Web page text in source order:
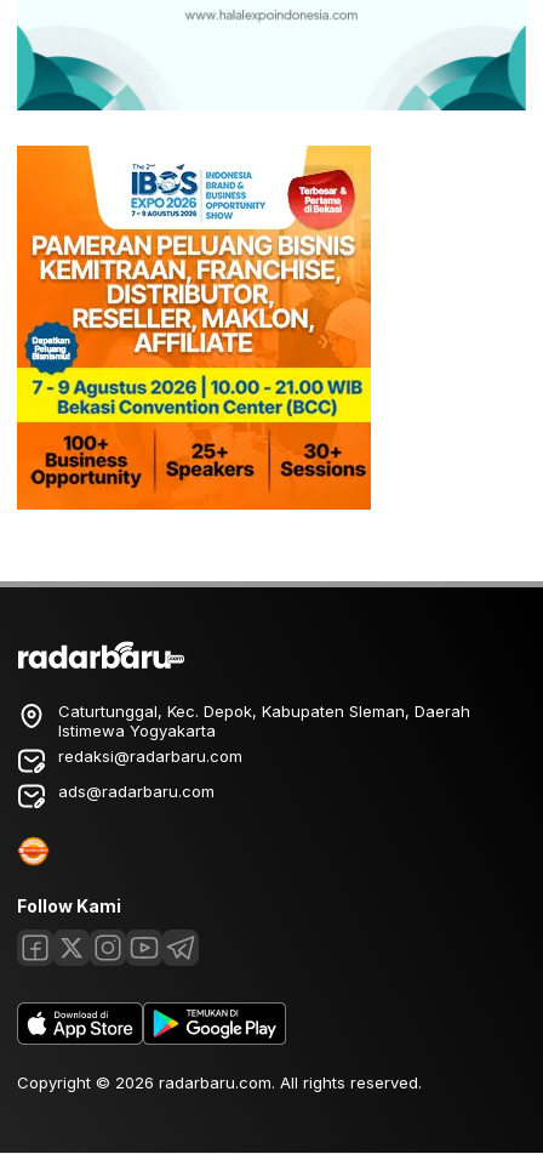
Caturtunggal, Kec. Depok, Kabupaten Sleman, Daerah
Istimewa Yogyakarta
redaksi@radarbaru.com
ads@radarbaru.com
Follow Kami
Copyright © 2026 radarbaru.com. All rights reserved.